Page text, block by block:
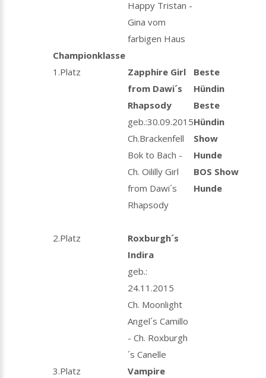
Happy Tristan -
Gina vom
farbigen Haus
Championklasse
1.Platz
Zapphire Girl
from Dawi´s
Rhapsody
geb.:30.09.2015
Ch.Brackenfell
Bok to Bach -
Ch. Oililly Girl
from Dawi´s
Rhapsody
Beste
Hündin
Beste
Hündin
Show
Hunde
BOS Show
Hunde
2.Platz
Roxburgh´s
Indira
geb.:
24.11.2015
Ch. Moonlight
Angel´s Camillo
- Ch. Roxburgh
´s Canelle
3.Platz
Vampire